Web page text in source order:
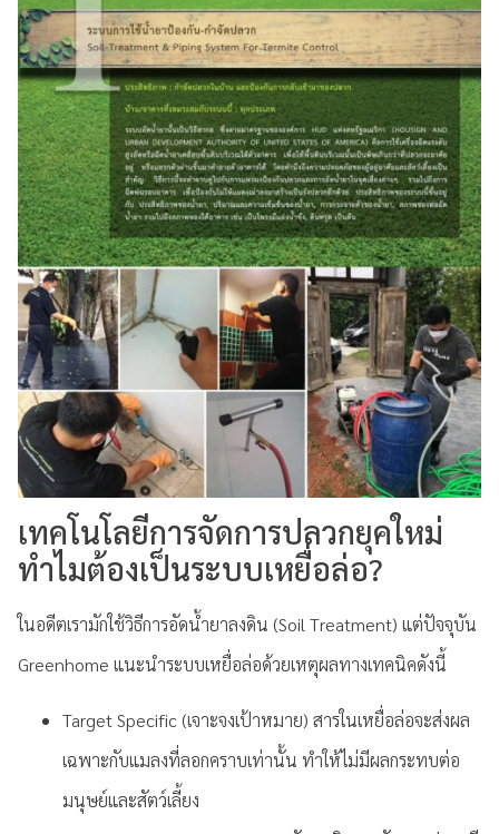
เทคโนโลยีการจัดการปลวกยุคใหม่
ทำไมต้องเป็นระบบเหยื่อล่อ?
ในอดีตเรามักใช้วิธีการอัดน้ำยาลงดิน (Soil Treatment) แต่ปัจจุบัน
Greenhome แนะนำระบบเหยื่อล่อด้วยเหตุผลทางเทคนิคดังนี้
Target Specific (เจาะจงเป้าหมาย) สารในเหยื่อล่อจะส่งผล
เฉพาะกับแมลงที่ลอกคราบเท่านั้น ทำให้ไม่มีผลกระทบต่อ
มนุษย์และสัตว์เลี้ยง